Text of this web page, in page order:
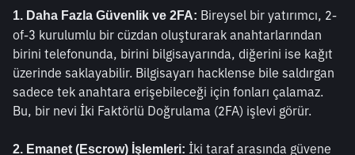
1. Daha Fazla Güvenlik ve 2FA: Bireysel bir yatırımcı, 2-
of-3 kurulumlu bir cüzdan oluşturarak anahtarlarından
birini telefonunda, birini bilgisayarında, diğerini ise kağıt
üzerinde saklayabilir. Bilgisayarı hacklense bile saldırgan
sadece tek anahtara erişebileceği için fonları çalamaz.
Bu, bir nevi İki Faktörlü Doğrulama (2FA) işlevi görür.
2. Emanet (Escrow) İşlemleri: İki taraf arasında güvene